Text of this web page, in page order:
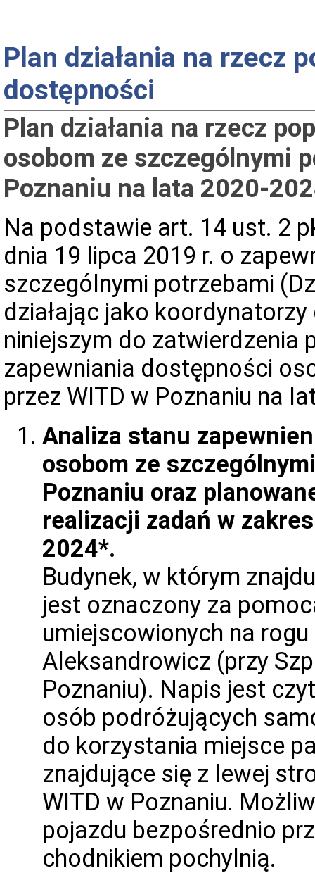
Plan działania na rzecz
dostępności
Plan działania na rzecz
osobom ze szczególnymi
Poznaniu na lata 2020-
Na podstawie art. 14 ust. 2
dnia 19 lipca 2019 r. o
szczególnymi potrzebami
działając jako
niniejszym do zatwierdzenia
zapewniania dostępności
przez WITD w Poznaniu na
Analiza stanu
osobom ze
Poznaniu oraz
realizacji zadań w
2024*.
Budynek, w którym
jest oznaczony za
umiejscowionych na
Aleksandrowicz (przy
Poznaniu). Napis jest
osób podróżujących
do korzystania miejsce
znajdujące się z lewej
WITD w Poznaniu.
pojazdu bezpośrednio
chodnikiem pochylnią.